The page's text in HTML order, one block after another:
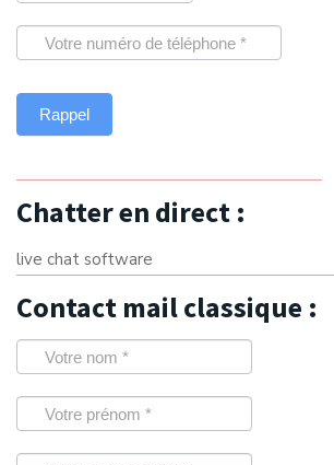
Chatter en direct :
live chat software
Contact mail classique :